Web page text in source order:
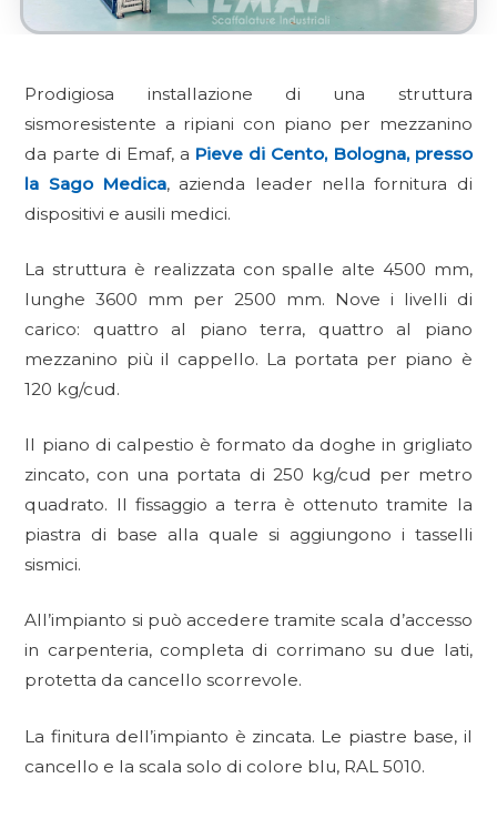
Prodigiosa installazione di una struttura
sismoresistente a ripiani con piano per mezzanino
da parte di Emaf, a Pieve di Cento, Bologna, presso
la Sago Medica, azienda leader nella fornitura di
dispositivi e ausili medici.
La struttura è realizzata con spalle alte 4500 mm,
lunghe 3600 mm per 2500 mm. Nove i livelli di
carico: quattro al piano terra, quattro al piano
mezzanino più il cappello. La portata per piano è
120 kg/cud.
Il piano di calpestio è formato da doghe in grigliato
zincato, con una portata di 250 kg/cud per metro
quadrato. Il fissaggio a terra è ottenuto tramite la
piastra di base alla quale si aggiungono i tasselli
sismici.
All’impianto si può accedere tramite scala d’accesso
in carpenteria, completa di corrimano su due lati,
protetta da cancello scorrevole.
La finitura dell’impianto è zincata. Le piastre base, il
cancello e la scala solo di colore blu, RAL 5010.